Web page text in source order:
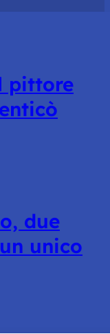
pittore
due
unico